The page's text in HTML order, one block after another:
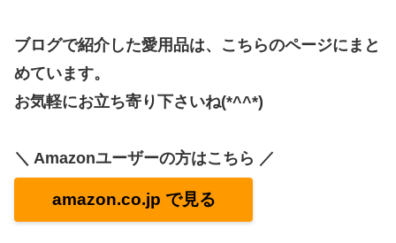
ブログで紹介した愛用品は、こちらのページにまと
めています。
お気軽にお立ち寄り下さいね(*^^*)
＼ Amazonユーザーの方はこちら ／
amazon.co.jp で見る